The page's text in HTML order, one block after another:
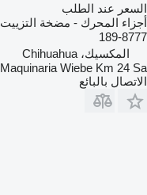
السعر عند الطلب
أجزاء المحرك - مضخة التزييت
189-8777
المكسيك، Chihuahua
Maquinaria Wiebe Km 24 Sa
الاتصال بالبائع